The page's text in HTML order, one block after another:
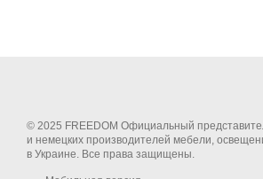
© 2025 FREEDOM Официальный
и немецких производителей мебели,
в Украине. Все права защищены.